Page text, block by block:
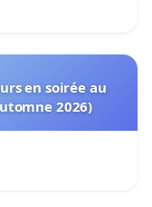
en soirée au
2026)